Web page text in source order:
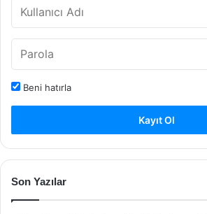
Beni hatırla
Kayıt Ol
Son Yazılar